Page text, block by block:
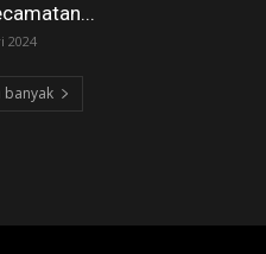
2024
banyak